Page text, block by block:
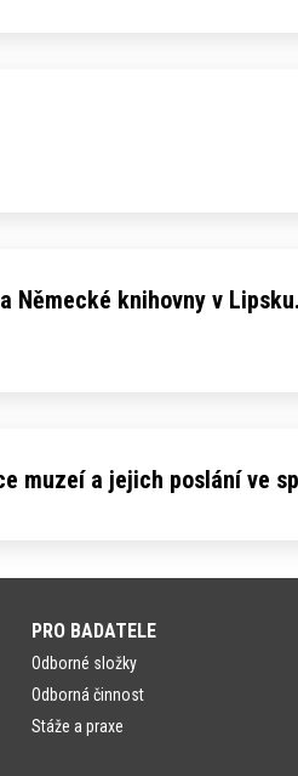
Německé knihovny v Lipsku.
muzeí a jejich poslání ve
PRO BADATELE
Odborné složky
Odborná činnost
Stáže a praxe